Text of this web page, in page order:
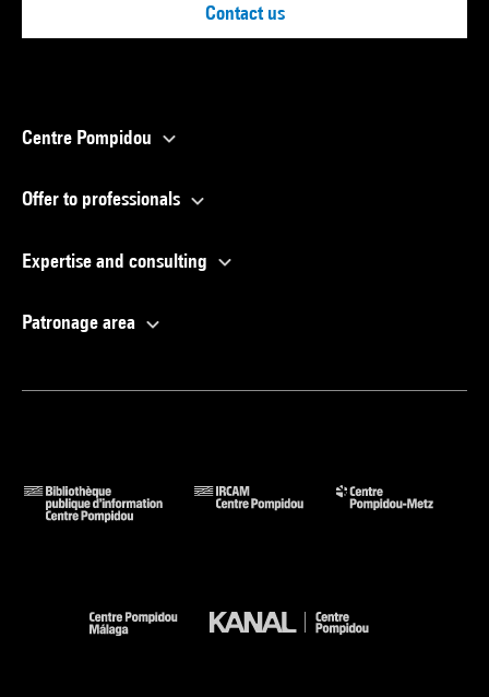
Contact us
Centre Pompidou
Offer to professionals
Expertise and consulting
Patronage area